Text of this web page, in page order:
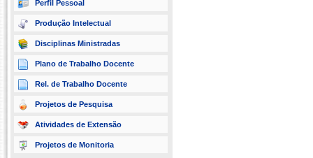
Perfil Pessoal
Produção Intelectual
Disciplinas Ministradas
Plano de Trabalho Docente
Rel. de Trabalho Docente
Projetos de Pesquisa
Atividades de Extensão
Projetos de Monitoria